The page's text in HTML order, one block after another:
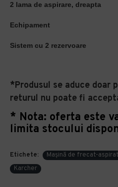
2 lama de aspirare, dreapta
Echipament
Sistem cu 2 rezervoare
*Produsul se aduce doar
returul nu poate fi
* Nota: oferta este
limita stocului
Etichete:
Mașină de frecat-
Karcher